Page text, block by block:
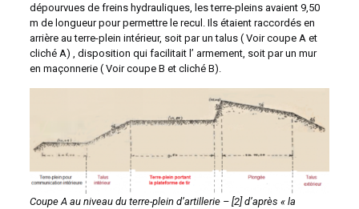
dépourvues de freins hydrauliques, les terre-pleins avaient 9,50
m de longueur pour permettre le recul. Ils étaient raccordés en
arrière au terre-plein intérieur, soit par un talus ( Voir coupe A et
cliché A) , disposition qui facilitait l’ armement, soit par un mur
en maçonnerie ( Voir coupe B et cliché B).
Coupe A au niveau du terre-plein d’artillerie – [2] d’après « la